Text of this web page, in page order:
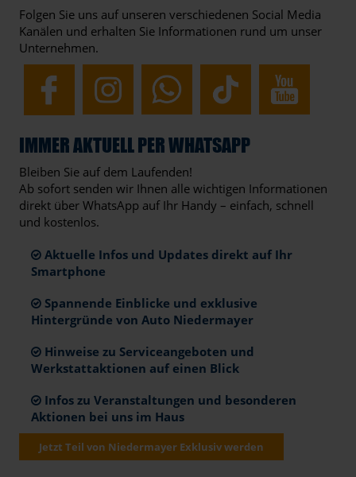
Folgen Sie uns auf unseren verschiedenen Social Media
Kanälen und erhalten Sie Informationen rund um unser
Unternehmen.
IMMER AKTUELL PER WHATSAPP
Bleiben Sie auf dem Laufenden!
Ab sofort senden wir Ihnen alle wichtigen Informationen
direkt über WhatsApp auf Ihr Handy – einfach, schnell
und kostenlos.
Aktuelle Infos und Updates direkt auf Ihr
Smartphone
Spannende Einblicke und exklusive
Hintergründe von Auto Niedermayer
Hinweise zu Serviceangeboten und
Werkstattaktionen auf einen Blick
Infos zu Veranstaltungen und besonderen
Aktionen bei uns im Haus
Jetzt Teil von Niedermayer Exklusiv werden